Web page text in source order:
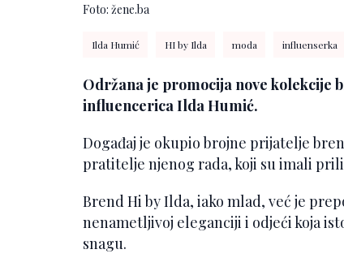
Foto: žene.ba
Ilda Humić HI by Ilda moda influenserka
Održana je promocija nove kolekcije
influencerica Ilda Humić.
Događaj je okupio brojne prijatelje
pratitelje njenog rada, koji su imali
Brend Hi by Ilda, iako mlad, već je
nenametljivoj eleganciji i odjeći koja
snagu.